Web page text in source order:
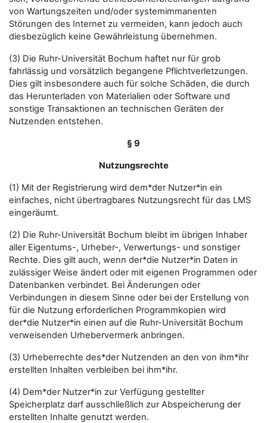
von Wartungszeiten und/oder systemimmanenten
Störungen des Internet zu vermeiden, kann jedoch auch
diesbezüglich keine Gewährleistung übernehmen.
(3) Die Ruhr-Universität Bochum haftet nur für grob
fahrlässig und vorsätzlich begangene Pflichtverletzungen.
Dies gilt insbesondere auch für solche Schäden, die durch
das Herunterladen von Materialien oder Software und
sonstige Transaktionen an technischen Geräten der
Nutzenden entstehen.
§ 9
Nutzungsrechte
(1) Mit der Registrierung wird dem*der Nutzer*in ein
einfaches, nicht übertragbares Nutzungsrecht für das LMS
eingeräumt.
(2) Die Ruhr-Universität Bochum bleibt im übrigen Inhaber
aller Eigentums-, Urheber-, Verwertungs- und sonstiger
Rechte. Dies gilt auch, wenn der*die Nutzer*in Daten in
zulässiger Weise ändert oder mit eigenen Programmen oder
Datenbanken verbindet. Bei Änderungen oder
Verbindungen in diesem Sinne oder bei der Erstellung von
für die Nutzung erforderlichen Programmkopien wird
der*die Nutzer*in einen auf die Ruhr-Universität Bochum
verweisenden Urhebervermerk anbringen.
(3) Urheberrechte des*der Nutzenden an den von ihm*ihr
erstellten Inhalten verbleiben bei ihm*ihr.
(4) Dem*der Nutzer*in zur Verfügung gestellter
Speicherplatz darf ausschließlich zur Abspeicherung der
erstellten Inhalte genutzt werden.